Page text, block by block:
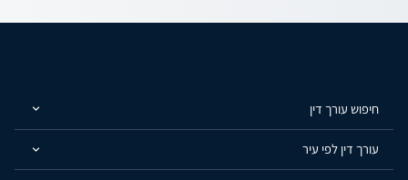
חיפוש עורך דין
עורך דין לפי עיר